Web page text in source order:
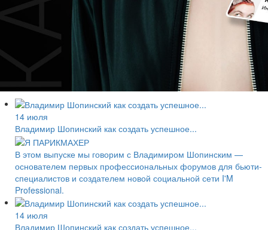
14 июля
Владимир Шопинский как создать успешное...
В этом выпуске мы говорим с Владимиром Шопинским —
основателем первых профессиональных форумов для бьюти-
специалистов и создателем новой социальной сети I'M
Professional.
14 июля
Владимир Шопинский как создать успешное...